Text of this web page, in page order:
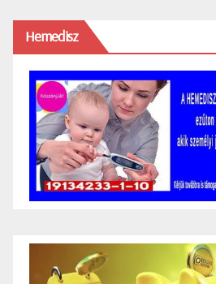
Hemedisz